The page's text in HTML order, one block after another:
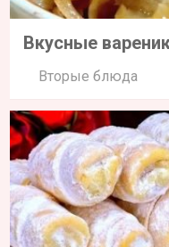
Вкусные
Вторые блюда